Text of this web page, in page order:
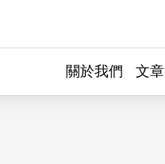
關於我們 文章